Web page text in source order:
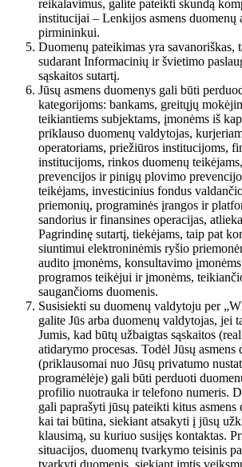
reikalavimus, galite pateikti skundą
institucijai – Lenkijos asmens duomenų
pirmininkui.
Duomenų pateikimas yra savanoriškas,
sudarant Informacinių ir švietimo
sąskaitos sutartį.
Jūsų asmens duomenys gali būti
kategorijoms: bankams, greitųjų
teikiantiems subjektams, įmonėms iš
priklauso duomenų valdytojas,
operatoriams, priežiūros institucijoms,
institucijoms, rinkos duomenų
prevencijos ir pinigų plovimo
teikėjams, investicinius fondus
priemonių, programinės įrangos ir
sandorius ir finansines operacijas,
Pagrindinę sutartį, tiekėjams, taip pat
siuntimui elektroninėmis ryšio
audito įmonėms, konsultavimo
programos teikėjui ir įmonėms,
saugančioms duomenis.
Susisiekti su duomenų valdytoju per
galite Jūs arba duomenų valdytojas, jei
Jumis, kad būtų užbaigtas sąskaitos
atidarymo procesas. Todėl Jūsų asmens
(priklausomai nuo Jūsų privatumo
programėlėje) gali būti perduoti
profilio nuotrauka ir telefono numeris.
gali paprašyti jūsų pateikti kitus asmens
kai tai būtina, siekiant atsakyti į jūsų
klausimą, su kuriuo susijęs kontaktas.
situacijos, duomenų tvarkymo teisinis
tvarkyti duomenis, siekiant imtis